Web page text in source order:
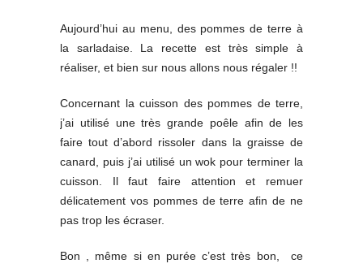
Aujourd’hui au menu, des pommes de terre à
la sarladaise. La recette est très simple à
réaliser, et bien sur nous allons nous régaler !!
Concernant la cuisson des pommes de terre,
j’ai utilisé une très grande poêle afin de les
faire tout d’abord rissoler dans la graisse de
canard, puis j’ai utilisé un wok pour terminer la
cuisson. Il faut faire attention et remuer
délicatement vos pommes de terre afin de ne
pas trop les écraser.
Bon , même si en purée c’est très bon, ce